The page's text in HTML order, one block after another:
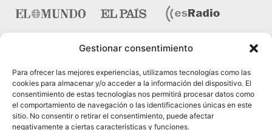
Gestionar consentimiento
Para ofrecer las mejores experiencias, utilizamos tecnologías como las
cookies para almacenar y/o acceder a la información del dispositivo. El
consentimiento de estas tecnologías nos permitirá procesar datos como
el comportamiento de navegación o las identificaciones únicas en este
sitio. No consentir o retirar el consentimiento, puede afectar
negativamente a ciertas características y funciones.
Contacto
Pza. del Marqués de Salamanca nº 10, bajo dcha. 28006
Madrid